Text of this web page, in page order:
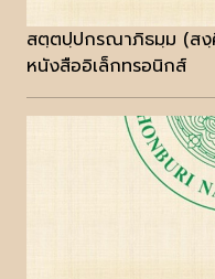
สตฺตปฺปกรณาภิธมฺม (ส
หนังสืออิเล็กทรอนิกส์